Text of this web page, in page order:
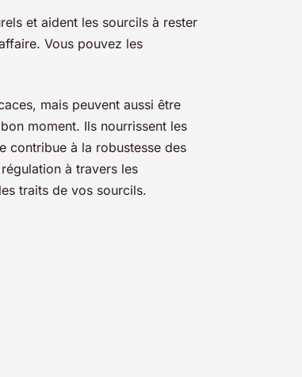
et aident les sourcils à rester
Vous pouvez les
mais peuvent aussi être
moment. Ils nourrissent les
contribue à la robustesse des
à travers les
traits de vos sourcils.